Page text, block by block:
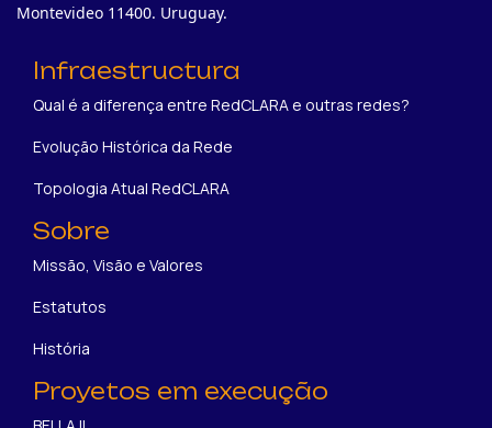
Montevideo 11400. Uruguay.
Infraestructura
Qual é a diferença entre RedCLARA e outras redes?
Evolução Histórica da Rede
Topologia Atual RedCLARA
Sobre
Missão, Visão e Valores
Estatutos
História
Proyetos em execução